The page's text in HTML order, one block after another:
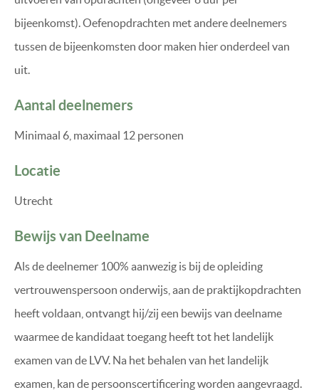
bijeenkomst). Oefenopdrachten met andere deelnemers
tussen de bijeenkomsten door maken hier onderdeel van
uit.
Aantal deelnemers
Minimaal 6, maximaal 12 personen
Locatie
Utrecht
Bewijs van Deelname
Als de deelnemer 100% aanwezig is bij de opleiding
vertrouwenspersoon onderwijs, aan de praktijkopdrachten
heeft voldaan, ontvangt hij/zij een bewijs van deelname
waarmee de kandidaat toegang heeft tot het landelijk
examen van de LVV. Na het behalen van het landelijk
examen, kan de persoonscertificering worden aangevraagd.